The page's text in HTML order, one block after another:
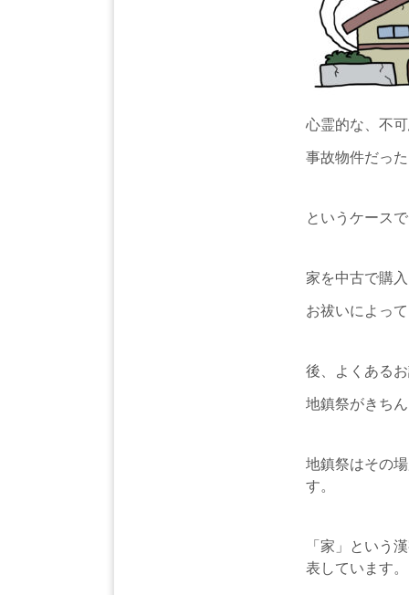
心霊的な、不
事故物件だっ
というケース
家を中古で購
お祓いによっ
後、よくある
地鎮祭がきち
地鎮祭はその
す。
「家」という
表しています。